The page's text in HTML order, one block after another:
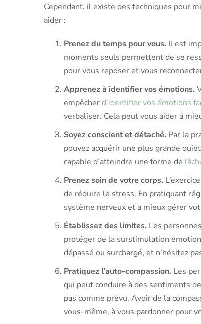
Cependant, il existe des techniques pour
aider :
Prenez du temps pour vous. Il est
moments seuls permettent de se
pour vous reposer et vous
Apprenez à identifier vos émotions.
empêcherd’identifier vos émotions
verbaliser. Cela peut vous aider à
Soyez conscient et détaché. Par la
pouvez acquérir une plus grande
capable d’atteindre une forme de
Prenez soin de votre corps.
de réduire le stress. En pratiquant
système nerveux et à mieux gérer
Établissez des limites. Les
protéger de la surstimulation
dépassé ou surchargé, et n’hésitez
Pratiquez l’auto-compassion. Les
qui peut conduire à des sentiments
pas comme prévu. Avoir de la
vous-même, à vous pardonner pour